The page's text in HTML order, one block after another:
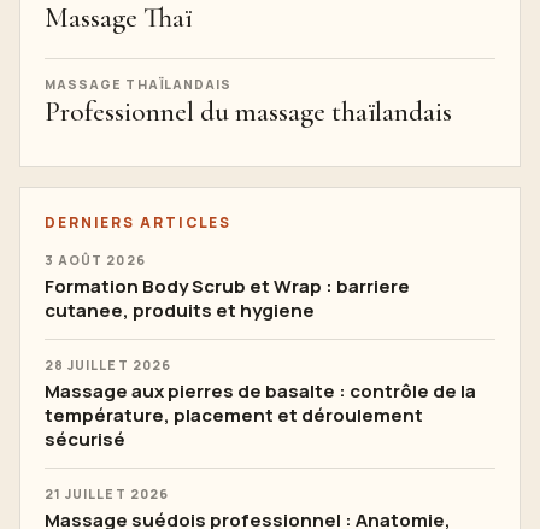
Massage Thaï
MASSAGE THAÏLANDAIS
Professionnel du massage thaïlandais
DERNIERS ARTICLES
3 AOÛT 2026
Formation Body Scrub et Wrap : barriere
cutanee, produits et hygiene
28 JUILLET 2026
Massage aux pierres de basalte : contrôle de la
température, placement et déroulement
sécurisé
21 JUILLET 2026
Massage suédois professionnel : Anatomie,